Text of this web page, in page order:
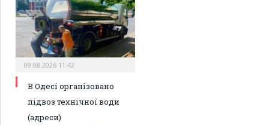
09.08.2026 11:42
В Одесі організовано
підвоз технічної води
(адреси)